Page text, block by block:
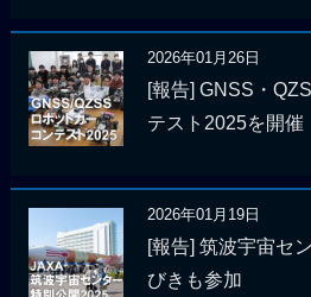
2026年01月26日
[報告] GNSS・
テスト2025を開催
2026年01月19日
[報告] 筑波宇宙セ
びきも参加